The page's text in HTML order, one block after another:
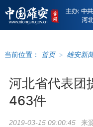
当前位置： 首页 > 雄安新
河北省代表团
463件
2019-03-15 09:00:45 来